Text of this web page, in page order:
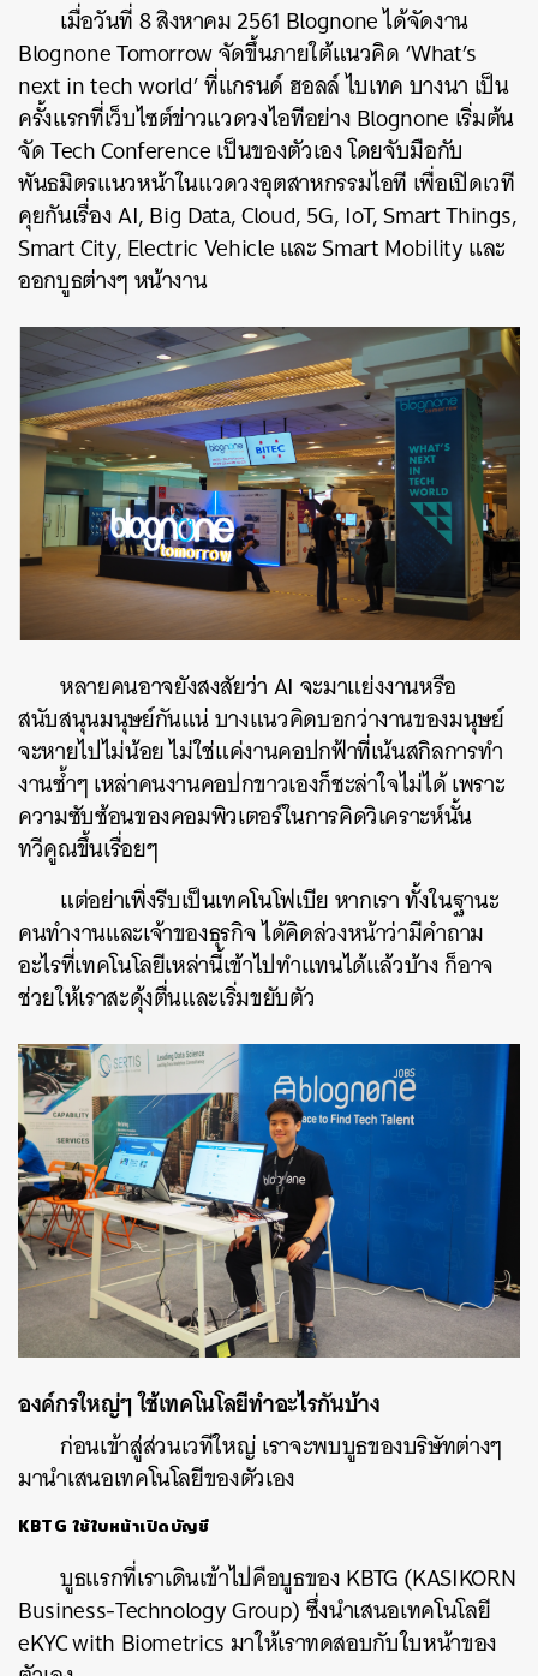
เมื่อวันที่ 8 สิงหาคม 2561 Blognone ได้จัดงาน
Blognone Tomorrow จัดขึ้นภายใต้แนวคิด ‘What’s
next in tech world’ ที่แกรนด์ ฮอลล์ ไบเทค บางนา เป็น
ครั้งแรกที่เว็บไซต์ข่าวแวดวงไอทีอย่าง Blognone เริ่มต้น
จัด Tech Conference เป็นของตัวเอง โดยจับมือกับ
พันธมิตรแนวหน้าในแวดวงอุตสาหกรรมไอที เพื่อเปิดเวที
คุยกันเรื่อง AI, Big Data, Cloud, 5G, IoT, Smart Things,
Smart City, Electric Vehicle และ Smart Mobility และ
ออกบูธต่างๆ หน้างาน
หลายคนอาจยังสงสัยว่า AI จะมาแย่งงานหรือ
สนับสนุนมนุษย์กันแน่ บางแนวคิดบอกว่างานของมนุษย์
จะหายไปไม่น้อย ไม่ใช่แค่งานคอปกฟ้าที่เน้นสกิลการทำ
งานซ้ำๆ เหล่าคนงานคอปกขาวเองก็ชะล่าใจไม่ได้ เพราะ
ความซับซ้อนของคอมพิวเตอร์ในการคิดวิเคราะห์นั้น
ทวีคูณขึ้นเรื่อยๆ
แต่อย่าเพิ่งรีบเป็นเทคโนโฟเบีย หากเรา ทั้งในฐานะ
คนทำงานและเจ้าของธุรกิจ ได้คิดล่วงหน้าว่ามีคำถาม
อะไรที่เทคโนโลยีเหล่านี้เข้าไปทำแทนได้แล้วบ้าง ก็อาจ
ช่วยให้เราสะดุ้งตื่นและเริ่มขยับตัว
องค์กรใหญ่ๆ ใช้เทคโนโลยีทำอะไรกันบ้าง
ก่อนเข้าสู่ส่วนเวทีใหญ่ เราจะพบบูธของบริษัทต่างๆ
มานำเสนอเทคโนโลยีของตัวเอง
KBTG ใช้ใบหน้าเปิดบัญชี
บูธแรกที่เราเดินเข้าไปคือบูธของ KBTG (KASIKORN
Business-Technology Group) ซึ่งนำเสนอเทคโนโลยี
eKYC with Biometrics มาให้เราทดสอบกับใบหน้าของ